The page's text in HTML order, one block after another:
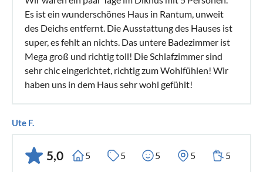
Es ist ein wunderschönes Haus in Rantum, unweit
des Deichs entfernt. Die Ausstattung des Hauses ist
super, es fehlt an nichts. Das untere Badezimmer ist
Mega groß und richtig toll! Die Schlafzimmer sind
sehr chic eingerichtet, richtig zum Wohlfühlen! Wir
haben uns in dem Haus sehr wohl gefühlt!
Ute F.
5,0 5 5 5 5 5